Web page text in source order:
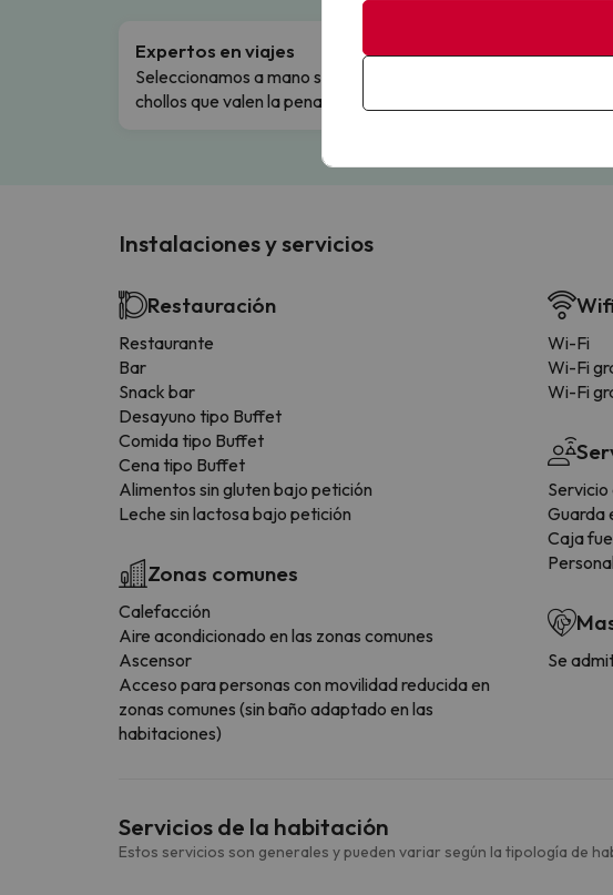
Expertos en viajes
Seleccionamos a mano solo los
chollos que valen la pena.
Cancela sin
Cambios y
Instalaciones y servicios
Restauración
Restaurante
Bar
Snack bar
Desayuno tipo Buffet
Comida tipo Buffet
Cena tipo Buffet
Alimentos sin gluten bajo petición
Leche sin lactosa bajo petición
Zonas comunes
Calefacción
Aire acondicionado en las zonas comunes
Ascensor
Acceso para personas con movilidad reducida en
zonas comunes (sin baño adaptado en las
habitaciones)
Wi-Fi
Wi-Fi
Wi-Fi
Guarda
Caja
Se
Servicios de la habitación
Estos servicios son generales y pueden variar según la tipología de